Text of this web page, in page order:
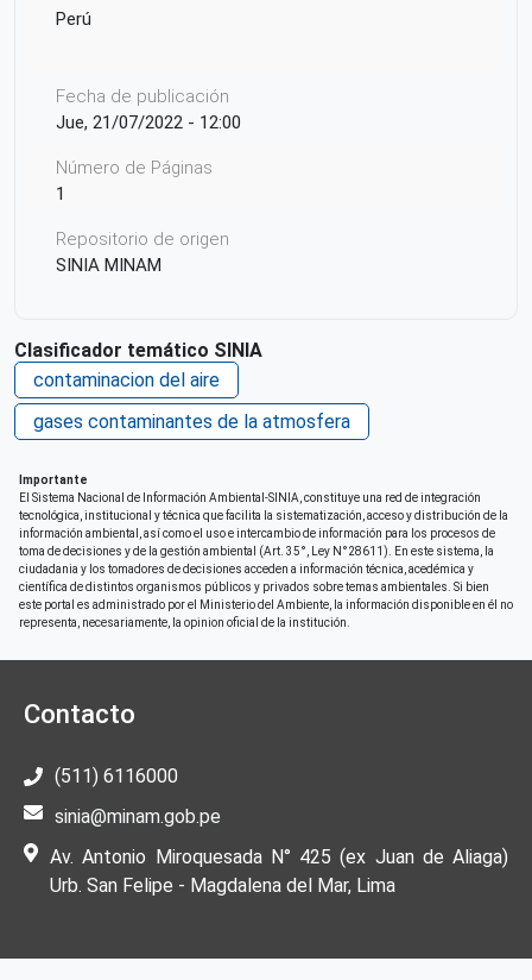
Perú
Fecha de publicación
Jue, 21/07/2022 - 12:00
Número de Páginas
1
Repositorio de origen
SINIA MINAM
Clasificador temático SINIA
contaminacion del aire
gases contaminantes de la atmosfera
Importante
El Sistema Nacional de Información Ambiental-SINIA, constituye una red de integración
tecnológica, institucional y técnica que facilita la sistematización, acceso y distribución de la
información ambiental, así como el uso e intercambio de información para los procesos de
toma de decisiones y de la gestión ambiental (Art. 35°, Ley N°28611). En este sistema, la
ciudadania y los tomadores de decisiones acceden a información técnica, acedémica y
científica de distintos organismos públicos y privados sobre temas ambientales. Si bien
este portal es administrado por el Ministerio del Ambiente, la información disponible en él no
representa, necesariamente, la opinion oficial de la institución.
Contacto
(511) 6116000
sinia@minam.gob.pe
Av. Antonio Miroquesada N° 425 (ex Juan de Aliaga)
Urb. San Felipe - Magdalena del Mar, Lima